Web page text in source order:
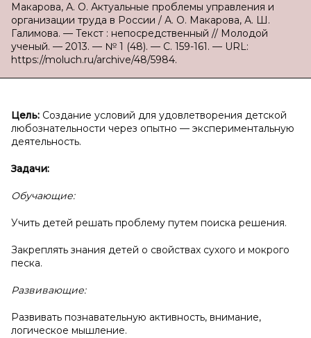
Макарова, А. О. Актуальные проблемы управления и
организации труда в России / А. О. Макарова, А. Ш.
Галимова. — Текст : непосредственный // Молодой
ученый. — 2013. — № 1 (48). — С. 159-161. — URL:
https://moluch.ru/archive/48/5984.
Цель: Создание условий для удовлетворения детской
любознательности через опытно — экспериментальную
деятельность.
Задачи:
Обучающие:
Учить детей решать проблему путем поиска решения.
Закреплять знания детей о свойствах сухого и мокрого
песка.
Развивающие:
Развивать познавательную активность, внимание,
логическое мышление.